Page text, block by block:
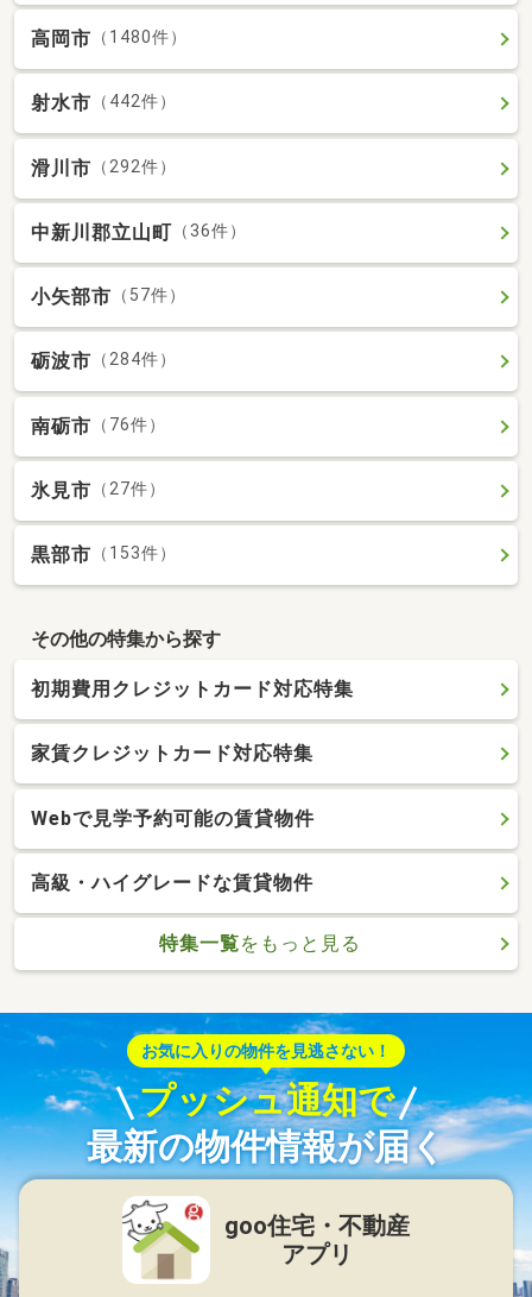
高岡市 （1480件）
射水市 （442件）
滑川市 （292件）
中新川郡立山町 （36件）
小矢部市 （57件）
砺波市 （284件）
南砺市 （76件）
氷見市 （27件）
黒部市 （153件）
その他の特集から探す
初期費用クレジットカード対応特集
家賃クレジットカード対応特集
Webで見学予約可能の賃貸物件
高級・ハイグレードな賃貸物件
特集一覧をもっと見る
お気に入りの物件を見逃さない！
プッシュ通知で
最新の物件情報が届く
goo住宅・不動産
アプリ